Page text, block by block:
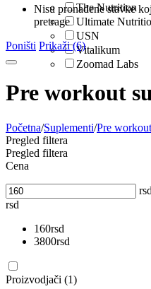
The Nutrition
Ultimate
USN
Vitalikum
Zoomad Labs
Nisu pronađene stavke
pretrage
Poništi Prikaži (6)
Pre workout
Početna/Suplementi/Pre
Pregled filtera
Pregled filtera
Cena
rsd
rsd
160rsd
3800rsd
Proizvodjači (1)